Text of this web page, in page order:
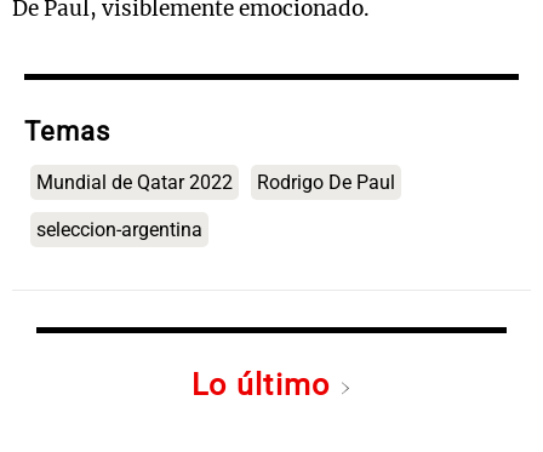
De Paul, visiblemente emocionado.
Temas
Mundial de Qatar 2022 Rodrigo De Paul
seleccion-argentina
Lo último